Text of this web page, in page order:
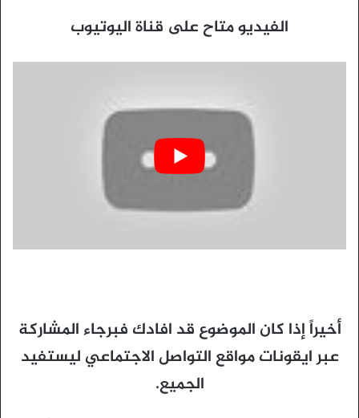
الفيديو متاح على قناة اليوتيوب
أخيراً إذا كان الموضوع قد افادك فبرجاء المشاركة
عبر ايقونات مواقع التواصل الاجتماعي ليستفيد
الجميع.